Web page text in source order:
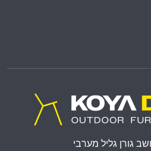
גורן גליל מערבי